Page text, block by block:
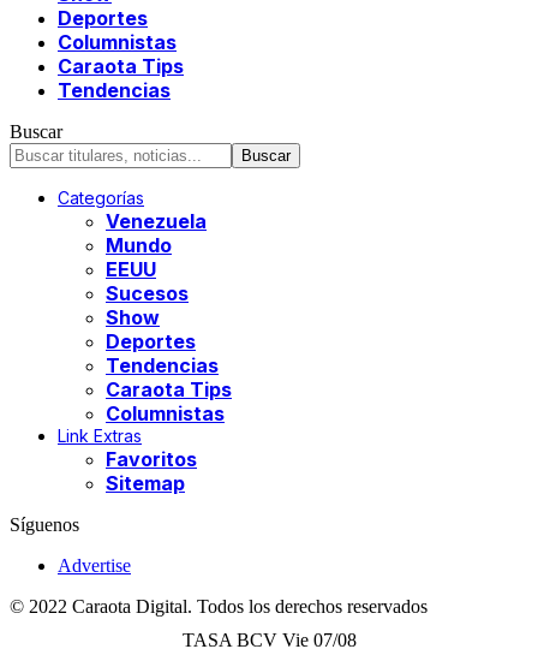
Deportes
Columnistas
Caraota Tips
Tendencias
Buscar
Categorías
Venezuela
Mundo
EEUU
Sucesos
Show
Deportes
Tendencias
Caraota Tips
Columnistas
Link Extras
Favoritos
Sitemap
Síguenos
Advertise
© 2022 Caraota Digital. Todos los derechos reservados
TASA BCV Vie 07/08